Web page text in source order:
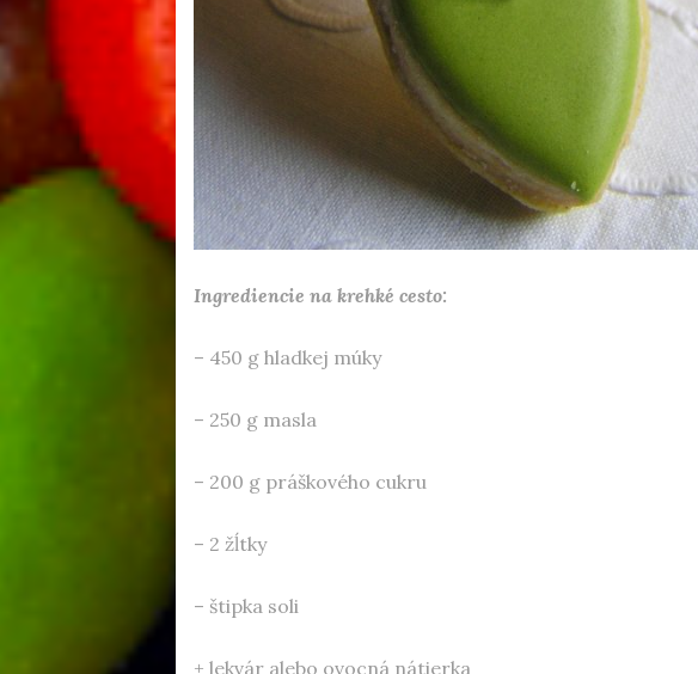
Ingrediencie na krehké cesto:
– 450 g hladkej múky
– 250 g masla
– 200 g práškového cukru
– 2 žĺtky
– štipka soli
+ lekvár alebo ovocná nátierka